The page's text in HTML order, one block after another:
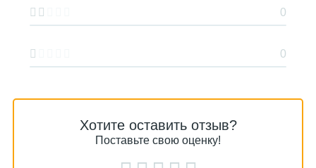
Хотите оставить отзыв?
Поставьте свою оценку!
0
0